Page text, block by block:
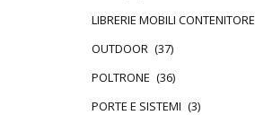
LIBRERIE MOBILI CONTENITORE
OUTDOOR (37)
POLTRONE (36)
PORTE E SISTEMI (3)